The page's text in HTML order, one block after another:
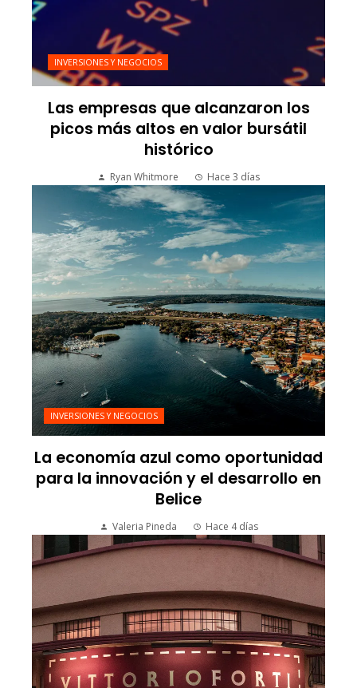
INVERSIONES Y NEGOCIOS
Las empresas que alcanzaron los
picos más altos en valor bursátil
histórico
Ryan Whitmore Hace 3 días
INVERSIONES Y NEGOCIOS
La economía azul como oportunidad
para la innovación y el desarrollo en
Belice
Valeria Pineda Hace 4 días